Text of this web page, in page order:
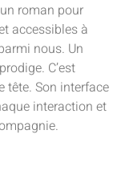
roman pour
accessibles à
nous. Un
C’est
tête. Son interface
interaction et